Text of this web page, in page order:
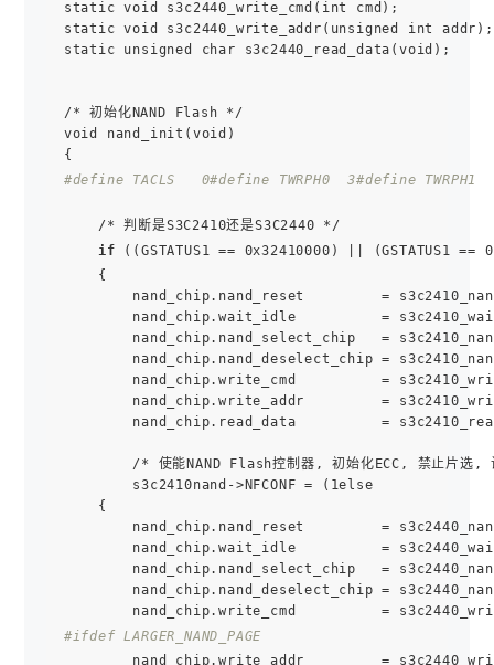
static void s3c2440_write_cmd(int cmd);
static void s3c2440_write_addr(unsigned int addr);
static unsigned char s3c2440_read_data(void);
/* 初始化NAND Flash */
void nand_init(void)
#define TACLS   0#define TWRPH0  3#define TWRPH1
/* 判断是S3C2410还是S3C2440 */
if ((GSTATUS1 == 0x32410000) || (GSTATUS1 ==
{
nand_chip.nand_reset         =
nand_chip.wait_idle          =
nand_chip.nand_select_chip   =
nand_chip.nand_deselect_chip =
nand_chip.write_cmd          =
nand_chip.write_addr         =
nand_chip.read_data          =
/* 使能NAND Flash控制器, 初始化ECC, 禁止片选,
s3c2410nand->NFCONF = (1else
{
nand_chip.nand_reset         =
nand_chip.wait_idle          =
nand_chip.nand_select_chip   =
nand_chip.nand_deselect_chip =
#ifdef LARGER_NAND_PAGE